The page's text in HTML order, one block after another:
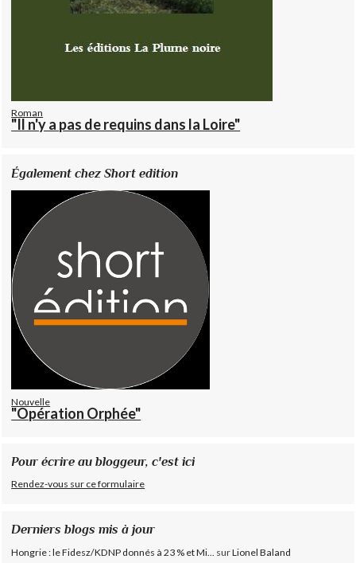
Roman
"Il n'y a pas de requins dans la Loire"
Également chez Short edition
Nouvelle
"Opération Orphée"
Pour écrire au bloggeur, c'est ici
Rendez-vous sur ce formulaire
Derniers blogs mis à jour
Hongrie : le Fidesz/KDNP donnés à 23 % et Mi... surLionel Baland